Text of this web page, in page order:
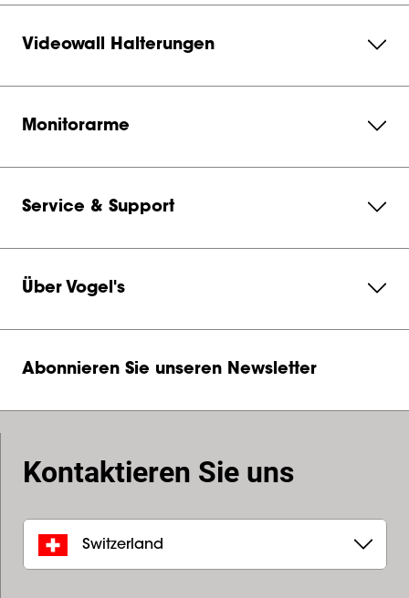
Videowall Halterungen
Monitorarme
Service & Support
Über Vogel's
Abonnieren Sie unseren Newsletter
Kontaktieren Sie uns
Switzerland